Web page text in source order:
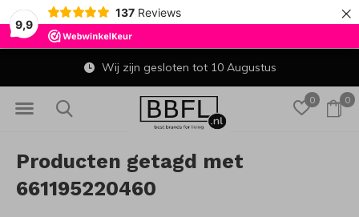
9,9
137 Reviews ×
0 0
Wij zijn gesloten tot 10 Augustus
Producten getagd met
661195220460